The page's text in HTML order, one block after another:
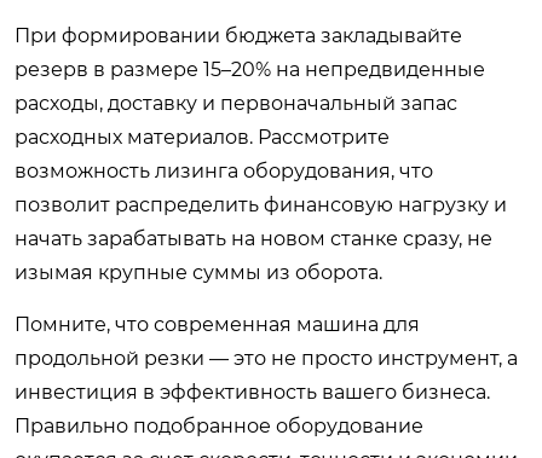
При формировании бюджета закладывайте
резерв в размере 15–20% на непредвиденные
расходы, доставку и первоначальный запас
расходных материалов. Рассмотрите
возможность лизинга оборудования, что
позволит распределить финансовую нагрузку и
начать зарабатывать на новом станке сразу, не
изымая крупные суммы из оборота.
Помните, что современная машина для
продольной резки — это не просто инструмент, а
инвестиция в эффективность вашего бизнеса.
Правильно подобранное оборудование